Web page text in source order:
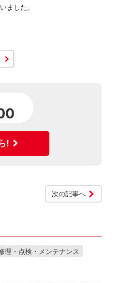
ました。
!
次の記事へ
理・点検・メンテナンス